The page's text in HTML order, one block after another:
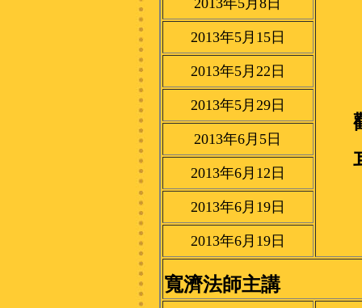
2013年5月8日
2013年5月15日
2013年5月22日
2013年5月29日
2013年6月5日
2013年6月12日
2013年6月19日
2013年6月19日
寬濟法師主講